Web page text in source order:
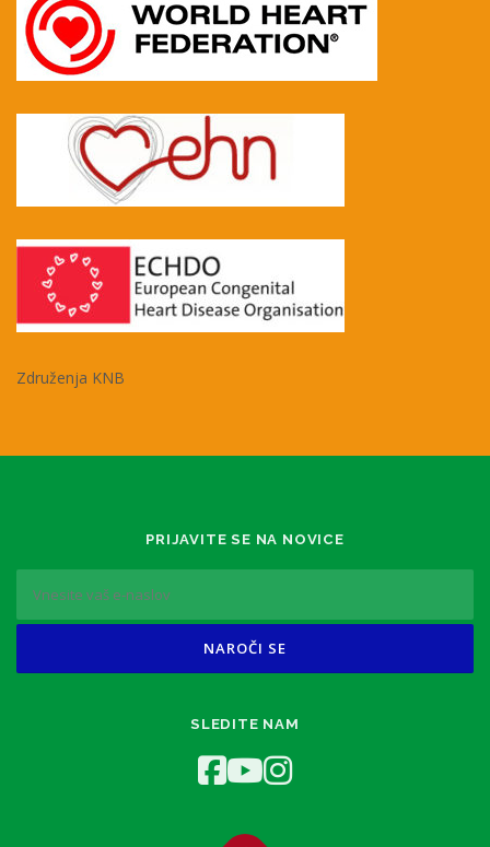
Združenja KNB
PRIJAVITE SE NA NOVICE
SLEDITE NAM